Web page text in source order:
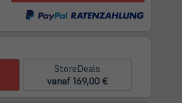
StoreDeals
vanaf 169,00 €